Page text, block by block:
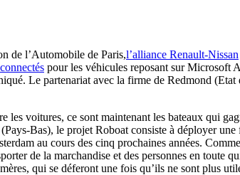
de l’Automobile de Paris,l’alliance Renault-Nissan
pour les véhicules reposant sur Microsoft
Le partenariat avec la firme de Redmond (Etat
les voitures, ce sont maintenant les bateaux qui
Bas), le projet Roboat consiste à déployer une
au cours des cinq prochaines années.
de la marchandise et des personnes en toute
qui se déferont une fois qu’ils ne sont plus